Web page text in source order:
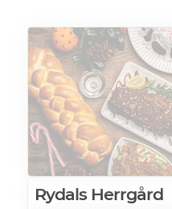
Rydals Herrgård